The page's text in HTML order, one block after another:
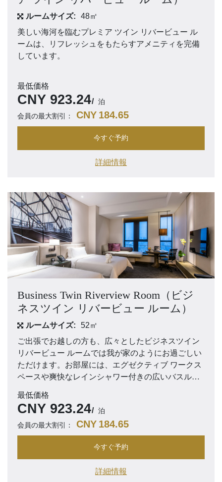
ルームサイズ:
48㎡
美しい海河を臨むプレミア ツイン リバービュー ル
ームは、リフレッシュをもたらすアメニティを完備
しています。
最低価格
CNY 923.24
泊
会員の最大割引：
CNY 184.65
今すぐ予約
詳細情報
Business Twin Riverview Room（ビジ
ネスツイン リバービュー ルーム）
ルームサイズ:
52㎡
ご出張でお越しの方も、広々としたビジネスツイン
リバービュー ルームでは我が家のようにお過ごしい
ただけます。お部屋には、エグゼクティブ ワークス
ペースや爽快なレインシャワー付きの広いバスルー
最低価格
CNY 923.24
泊
会員の最大割引：
CNY 184.65
今すぐ予約
詳細情報